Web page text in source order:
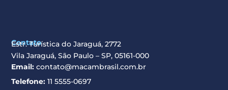
Contato
Estr. Turística do Jaraguá, 2772
Vila Jaraguá, São Paulo – SP, 05161-000
Email: contato@macambrasil.com.br
Telefone: 11 5555-0697